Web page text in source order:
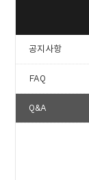
공지사항
FAQ
Q&A